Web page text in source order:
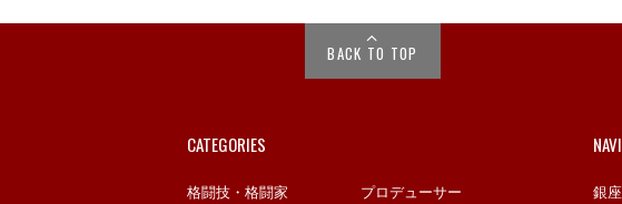
BACK TO TOP
CATEGORIES
格闘技・格闘家 プロデューサー 銀